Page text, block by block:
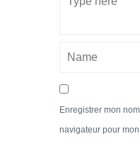
Enregistrer mon
navigateur pour